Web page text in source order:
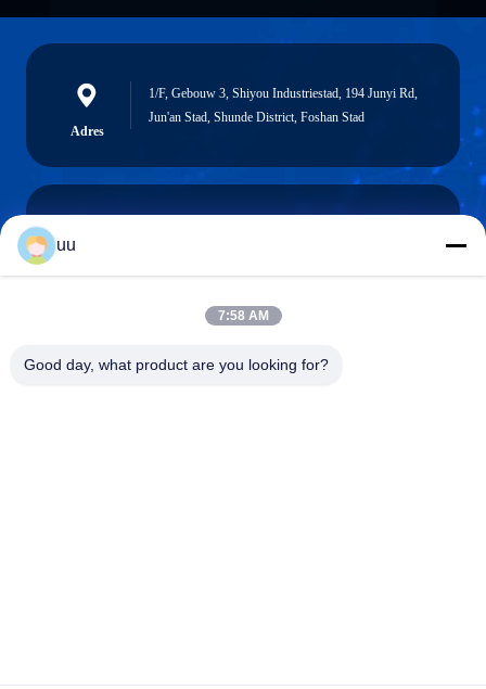
Adres
1/F, Gebouw 3, Shiyou Industriestad, 194 Junyi Rd,
Jun'an Stad, Shunde District, Foshan Stad
E-mail
uu
7:58 AM
Good day, what product are you looking for?